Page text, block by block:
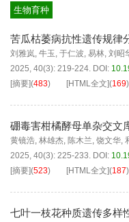
生物育种
苦瓜枯萎病抗性遗传规律
刘雅岚, 牛玉, 于仁波, 易林, 刘昭
2025, 40(3): 219-224. DOI:
[摘要](483) [HTML全文](169)
硼毒害柑橘酵母单杂交文
黄镜浩, 林雄杰, 陈木兰, 饶文华,
2025, 40(3): 225-233. DOI:
[摘要](523) [HTML全文](187)
七叶一枝花种质遗传多样